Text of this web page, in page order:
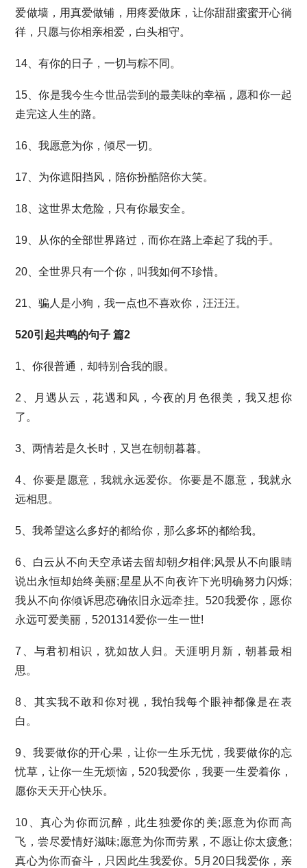
爱做墙，用真爱做铺，用疼爱做床，让你甜甜蜜蜜开心徜
徉，只愿与你相亲相爱，白头相守。
14、有你的日子，一切与粽不同。
15、你是我今生今世品尝到的最美味的幸福，愿和你一起
走完这人生的路。
16、我愿意为你，倾尽一切。
17、为你遮阳挡风，陪你扮酷陪你大笑。
18、这世界太危险，只有你最安全。
19、从你的全部世界路过，而你在路上牵起了我的手。
20、全世界只有一个你，叫我如何不珍惜。
21、骗人是小狗，我一点也不喜欢你，汪汪汪。
520引起共鸣的句子 篇2
1、你很普通，却特别合我的眼。
2、月遇从云，花遇和风，今夜的月色很美，我又想你
了。
3、两情若是久长时，又岂在朝朝暮暮。
4、你要是愿意，我就永远爱你。你要是不愿意，我就永
远相思。
5、我希望这么多好的都给你，那么多坏的都给我。
6、白云从不向天空承诺去留却朝夕相伴;风景从不向眼睛
说出永恒却始终美丽;星星从不向夜许下光明确努力闪烁;
我从不向你倾诉思恋确依旧永远牵挂。520我爱你，愿你
永远可爱美丽，5201314爱你一生一世!
7、与君初相识，犹如故人归。天涯明月新，朝暮最相
思。
8、其实我不敢和你对视，我怕我每个眼神都像是在表
白。
9、我要做你的开心果，让你一生乐无忧，我要做你的忘
忧草，让你一生无烦恼，520我爱你，我要一生爱着你，
愿你天天开心快乐。
10、真心为你而沉醉，此生独爱你的美;愿意为你而高
飞，尝尽爱情好滋味;愿意为你而劳累，不愿让你太疲惫;
真心为你而奋斗，只因此生我爱你。5月20日我爱你，亲